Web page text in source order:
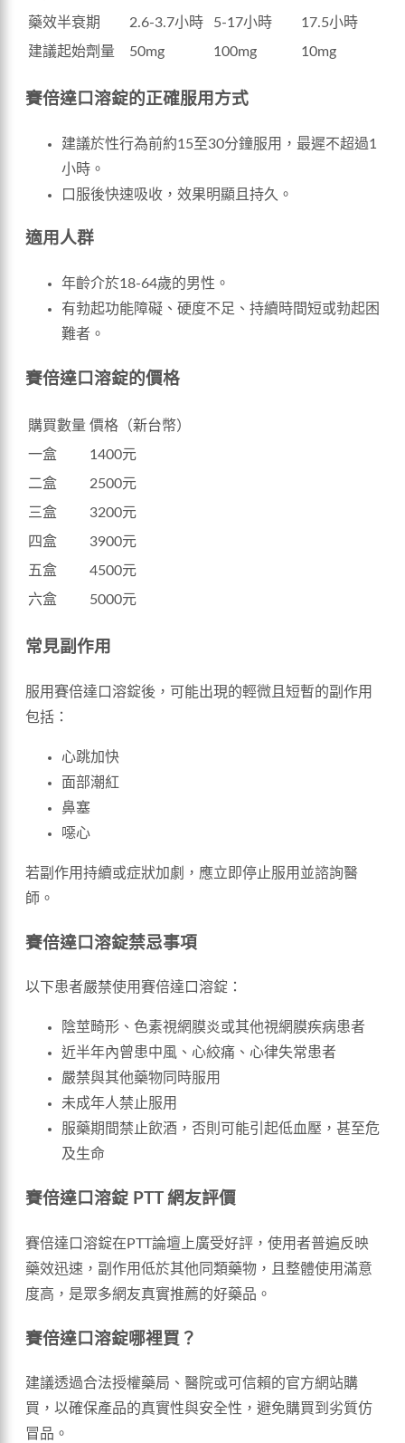
藥效半衰期
2.6-3.7小時 5-17小時
17.5小時
建議起始劑量
50mg 100mg 10mg
賽倍達口溶錠的正確服用方式
建議於性行為前約15至30分鐘服用，最遲不超過1
小時。
口服後快速吸收，效果明顯且持久。
適用人群
年齡介於18-64歲的男性。
有勃起功能障礙、硬度不足、持續時間短或勃起困
難者。
賽倍達口溶錠的價格
購買數量 價格（新台幣）
一盒
1400元
二盒
2500元
三盒
3200元
四盒
3900元
五盒
4500元
六盒
5000元
常見副作用
服用賽倍達口溶錠後，可能出現的輕微且短暫的副作用
包括：
心跳加快
面部潮紅
鼻塞
噁心
若副作用持續或症狀加劇，應立即停止服用並諮詢醫
師。
賽倍達口溶錠禁忌事項
以下患者嚴禁使用賽倍達口溶錠：
陰莖畸形、色素視網膜炎或其他視網膜疾病患者
近半年內曾患中風、心絞痛、心律失常患者
嚴禁與其他藥物同時服用
未成年人禁止服用
服藥期間禁止飲酒，否則可能引起低血壓，甚至危
及生命
賽倍達口溶錠 PTT 網友評價
賽倍達口溶錠在PTT論壇上廣受好評，使用者普遍反映
藥效迅速，副作用低於其他同類藥物，且整體使用滿意
度高，是眾多網友真實推薦的好藥品。
賽倍達口溶錠哪裡買？
建議透過合法授權藥局、醫院或可信賴的官方網站購
買，以確保產品的真實性與安全性，避免購買到劣質仿
冒品。